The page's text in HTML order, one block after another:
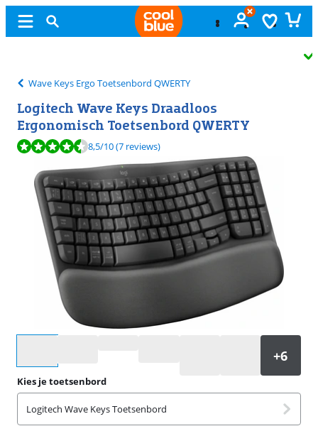
Wave Keys Ergo Toetsenbord QWERTY
Logitech Wave Keys Draadloos
Ergonomisch Toetsenbord QWERTY
Beoordeling is 8,5 van de 10, gebaseerd op 7 reviews.
8,5/10(7 reviews)
Kies je toetsenbord
Logitech Wave Keys Toetsenbord